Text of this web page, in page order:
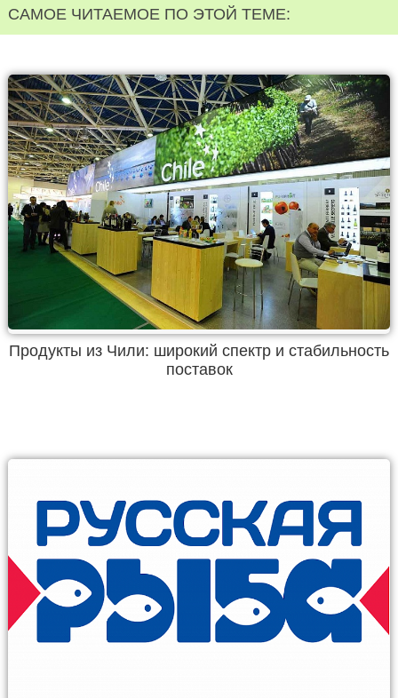
САМОЕ ЧИТАЕМОЕ ПО ЭТОЙ ТЕМЕ:
Продукты из Чили: широкий спектр и стабильность
поставок